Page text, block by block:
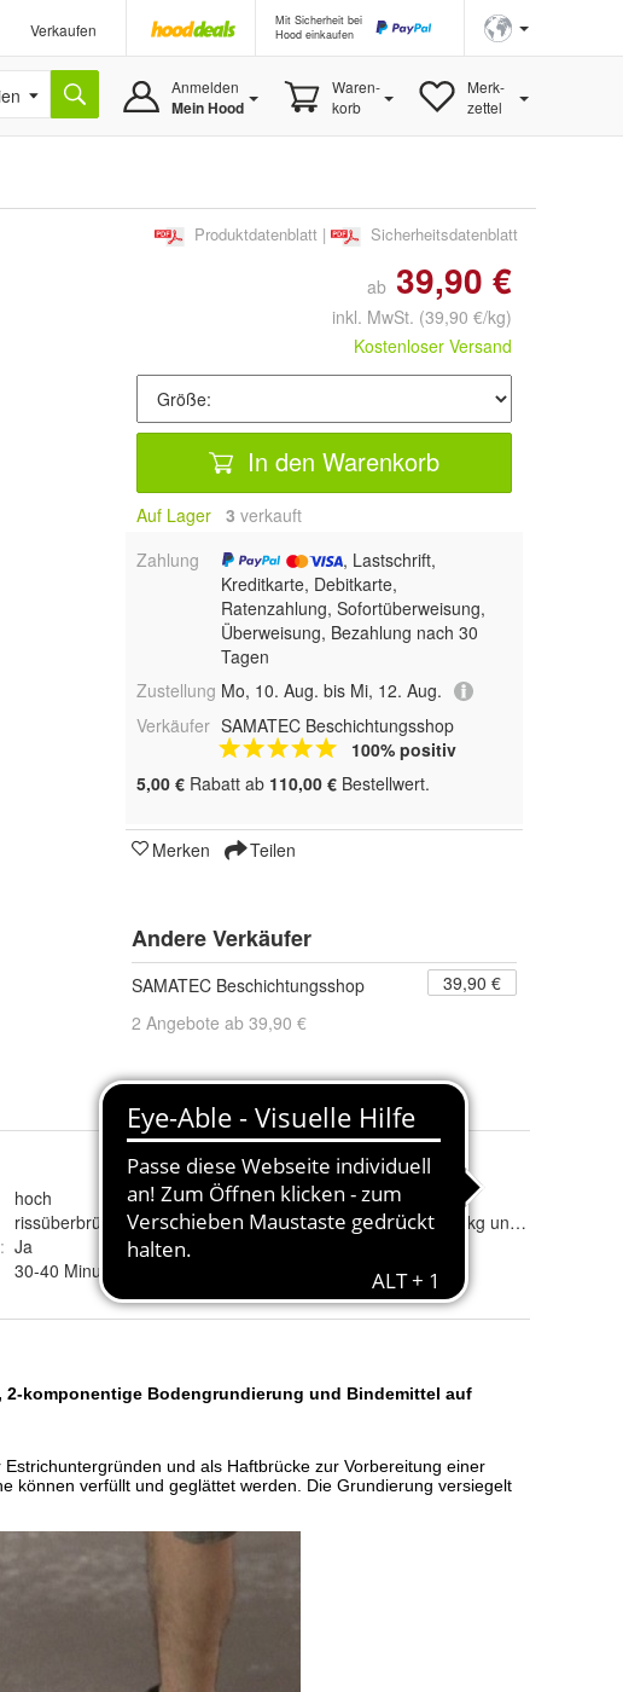
Verkaufen
Mit Sicherheit bei
Hood einkaufen
Anmelden
Mein Hood
Waren-
korb
Merk-
zettel
Produktdatenblatt | Sicherheitsdatenblatt
ab 39,90 €
inkl. MwSt. (39,90 €/kg)
Kostenloser Versand
In den Warenkorb
Auf Lager 3 verkauft
Zahlung
, Lastschrift,
Kreditkarte, Debitkarte,
Ratenzahlung, Sofortüberweisung,
Überweisung, Bezahlung nach 30
Tagen
Zustellung Mo, 10. Aug. bis Mi, 12. Aug.
Verkäufer SAMATEC Beschichtungsshop
100% positiv
5,00 € Rabatt ab 110,00 € Bestellwert.
Merken Teilen
Andere Verkäufer
SAMATEC Beschichtungsshop
39,90 €
2 Angebote ab 39,90 €
hoch
rissüberbrückend
: Ja
30-40 Minuten
chemische Aushärtung : 7 Tage
Größe: 1 kg, 4 kg, 8 kg und 24 kg